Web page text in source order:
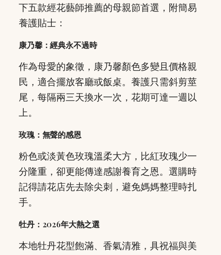
下五款經花藝師推薦的母親節首選，附簡易
養護貼士：
康乃馨：經典永不過時
作為母愛的象徵，康乃馨顏色多變且價格親
民，適合擺放客廳或飯桌。養護只需斜剪莖
尾，每隔兩三天換水一次，花期可達一週以
上。
玫瑰：無聲的感恩
粉色或淡黃色玫瑰溫柔大方，比紅玫瑰少一
分隆重，卻更能傳達感謝養育之恩。選購時
記得請花店先去除尖刺，避免媽媽整理時扎
手。
牡丹：2026年大熱之選
本地牡丹花型飽滿、香氣清雅，具祝福與美